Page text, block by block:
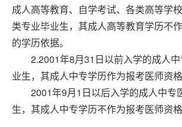
成人高等教育、自学考试、各类高等学
类专业毕业生，其成人高等教育学历不
的学历依据。
2.2001年8月31日以前入学的成人中
业生，其成人中专学历作为报考医师资格
2001年9月1日以后入学的成人中专
生，其成人中专学历不作为报考医师资格